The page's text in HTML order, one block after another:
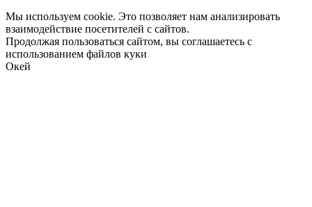
Мы используем cookie. Это позволяет нам анализировать
взаимодействие посетителей с сайтов.
Продолжая пользоваться сайтом, вы соглашаетесь с
использованием файлов куки
Окей